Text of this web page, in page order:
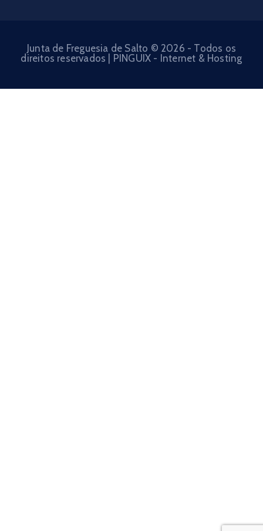
Junta de Freguesia de Salto © 2026 - Todos os
direitos reservados | PINGUIX - Internet & Hosting